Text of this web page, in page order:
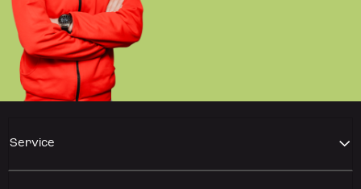
Service